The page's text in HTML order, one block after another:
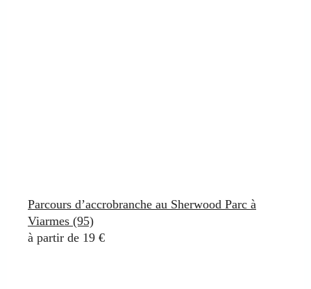
Parcours d’accrobranche au Sherwood Parc à
Viarmes (95)
à partir de 19 €